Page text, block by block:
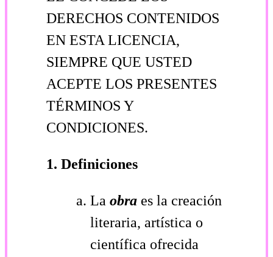
DERECHOS CONTENIDOS
EN ESTA LICENCIA,
SIEMPRE QUE USTED
ACEPTE LOS PRESENTES
TÉRMINOS Y
CONDICIONES.
1. Definiciones
La obra es la creación
literaria, artística o
científica ofrecida